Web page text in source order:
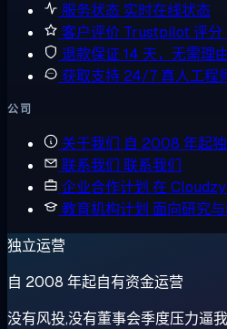
服务状态 实时在线状态
客户评价 Trustpilot 评
退款保证 14 天，无需理
获取支持 24/7 真人工程
公司
关于我们 自 2008 年起
联系我们 联系我们
企业合作计划 在
教育机构计划 面向研究
独立运营
自 2008 年起自有资金运营
没有风投,没有董事会季度压力逼